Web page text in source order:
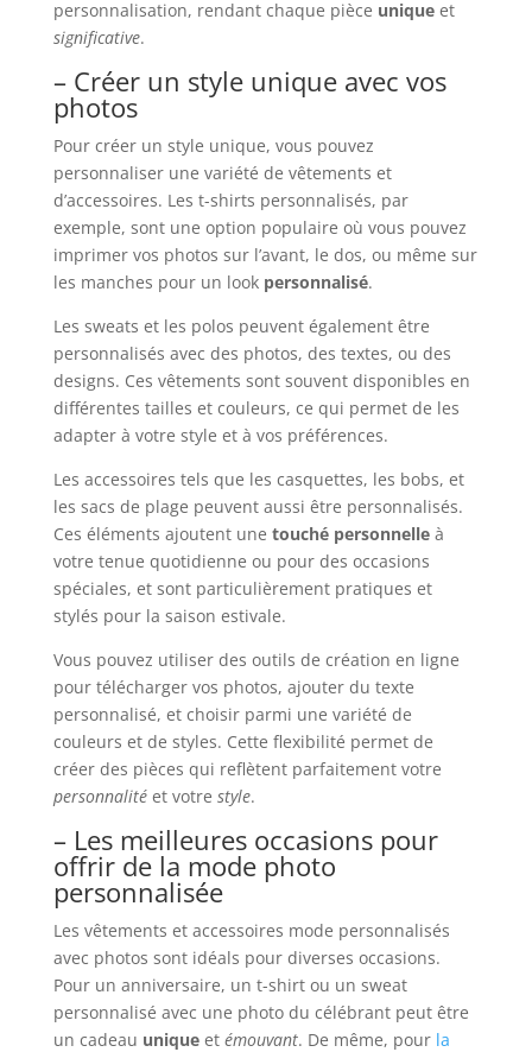
personnalisation, rendant chaque pièce uniqueet
significative.
– Créer un style unique avec vos
photos
Pour créer un style unique, vous pouvez
personnaliser une variété de vêtements et
d’accessoires. Les t-shirts personnalisés, par
exemple, sont une option populaire où vous pouvez
imprimer vos photos sur l’avant, le dos, ou même sur
les manches pour un look personnalisé.
Les sweats et les polos peuvent également être
personnalisés avec des photos, des textes, ou des
designs. Ces vêtements sont souvent disponibles en
différentes tailles et couleurs, ce qui permet de les
adapter à votre style et à vos préférences.
Les accessoires tels que les casquettes, les bobs, et
les sacs de plage peuvent aussi être personnalisés.
Ces éléments ajoutent une touché personnelleà
votre tenue quotidienne ou pour des occasions
spéciales, et sont particulièrement pratiques et
stylés pour la saison estivale.
Vous pouvez utiliser des outils de création en ligne
pour télécharger vos photos, ajouter du texte
personnalisé, et choisir parmi une variété de
couleurs et de styles. Cette flexibilité permet de
créer des pièces qui reflètent parfaitement votre
personnalitéet votre style.
– Les meilleures occasions pour
offrir de la mode photo
personnalisée
Les vêtements et accessoires mode personnalisés
avec photos sont idéals pour diverses occasions.
Pour un anniversaire, un t-shirt ou un sweat
personnalisé avec une photo du célébrant peut être
un cadeau uniqueet émouvant. De même, pour la